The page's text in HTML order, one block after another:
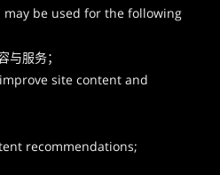
be used for the following
服务；
site content and
recommendations;